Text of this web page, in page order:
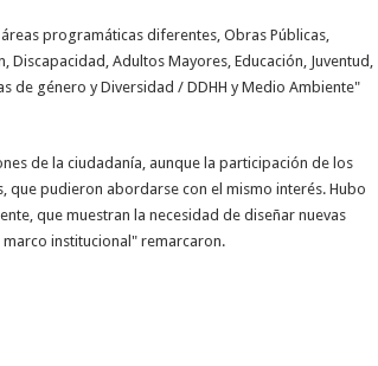
programáticas diferentes, Obras Públicas,
Adultos Mayores, Educación, Juventud,
de género y Diversidad / DDHH y Medio Ambiente"
de la ciudadanía, aunque la participación de los
que pudieron abordarse con el mismo interés. Hubo
que muestran la necesidad de diseñar nuevas
institucional" remarcaron.